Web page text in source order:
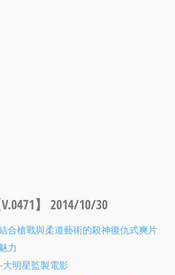
】 2014/10/30
合槍戰與柔道藝術的殺神復仇式爽片
力
明星監製電影